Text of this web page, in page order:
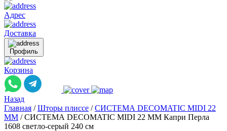
Адрес
Доставка
Профиль
Корзина
Назад
Главная / Шторы плиссе / СИСТЕМА DECOMATIC MIDI 22
ММ / СИСТЕМА DECOMATIC MIDI 22 ММ Капри Перла
1608 светло-серый 240 см